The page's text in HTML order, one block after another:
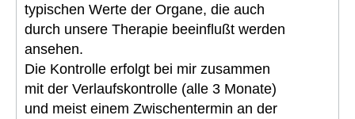
typischen Werte der Organe, die auch
durch unsere Therapie beeinflußt werden
ansehen.
Die Kontrolle erfolgt bei mir zusammen
mit der Verlaufskontrolle (alle 3 Monate)
und meist einem Zwischentermin an der